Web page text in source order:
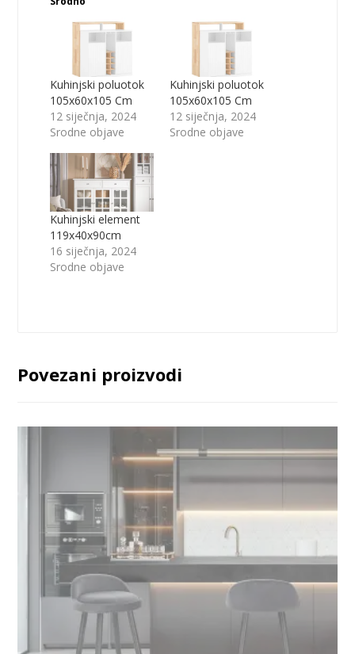
Kuhinjski poluotok
105x60x105 Cm
12 siječnja, 2024
Srodne objave
Kuhinjski poluotok
105x60x105 Cm
12 siječnja, 2024
Srodne objave
Kuhinjski element
119x40x90cm
16 siječnja, 2024
Srodne objave
Povezani proizvodi